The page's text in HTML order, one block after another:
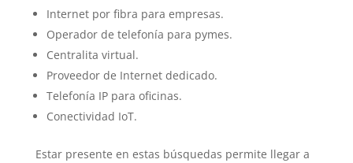
Internet por fibra para empresas.
Operador de telefonía para pymes.
Centralita virtual.
Proveedor de Internet dedicado.
Telefonía IP para oficinas.
Conectividad IoT.
Estar presente en estas búsquedas permite llegar a